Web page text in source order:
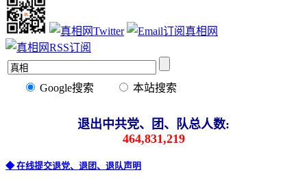
Google搜索 本站搜索
退出中共党、团、队总人数:
464,831,219
◆ 在线提交退党、退团、退队声明